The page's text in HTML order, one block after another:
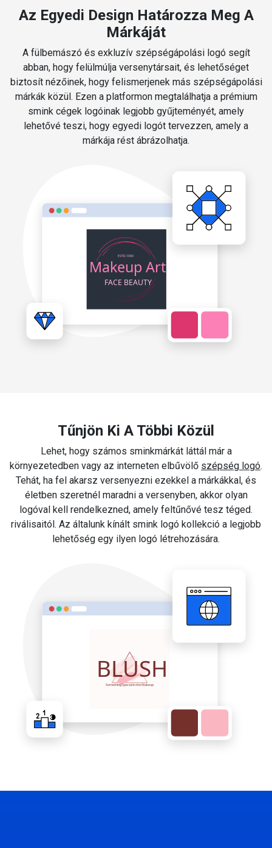
Az Egyedi Design Határozza Meg A
Márkáját
A fülbemászó és exkluzív szépségápolási logó segít
abban, hogy felülmúlja versenytársait, és lehetőséget
biztosít nézőinek, hogy felismerjenek más szépségápolási
márkák közül. Ezen a platformon megtalálhatja a prémium
smink cégek logóinak legjobb gyűjteményét, amely
lehetővé teszi, hogy egyedi logót tervezzen, amely a
márkája rést ábrázolhatja.
Tűnjön Ki A Többi Közül
Lehet, hogy számos sminkmárkát láttál már a
környezetedben vagy az interneten elbűvölő szépség logó.
Tehát, ha fel akarsz versenyezni ezekkel a márkákkal, és
életben szeretnél maradni a versenyben, akkor olyan
logóval kell rendelkezned, amely feltűnővé tesz téged.
riválisaitól. Az általunk kínált smink logó kollekció a legjobb
lehetőség egy ilyen logó létrehozására.